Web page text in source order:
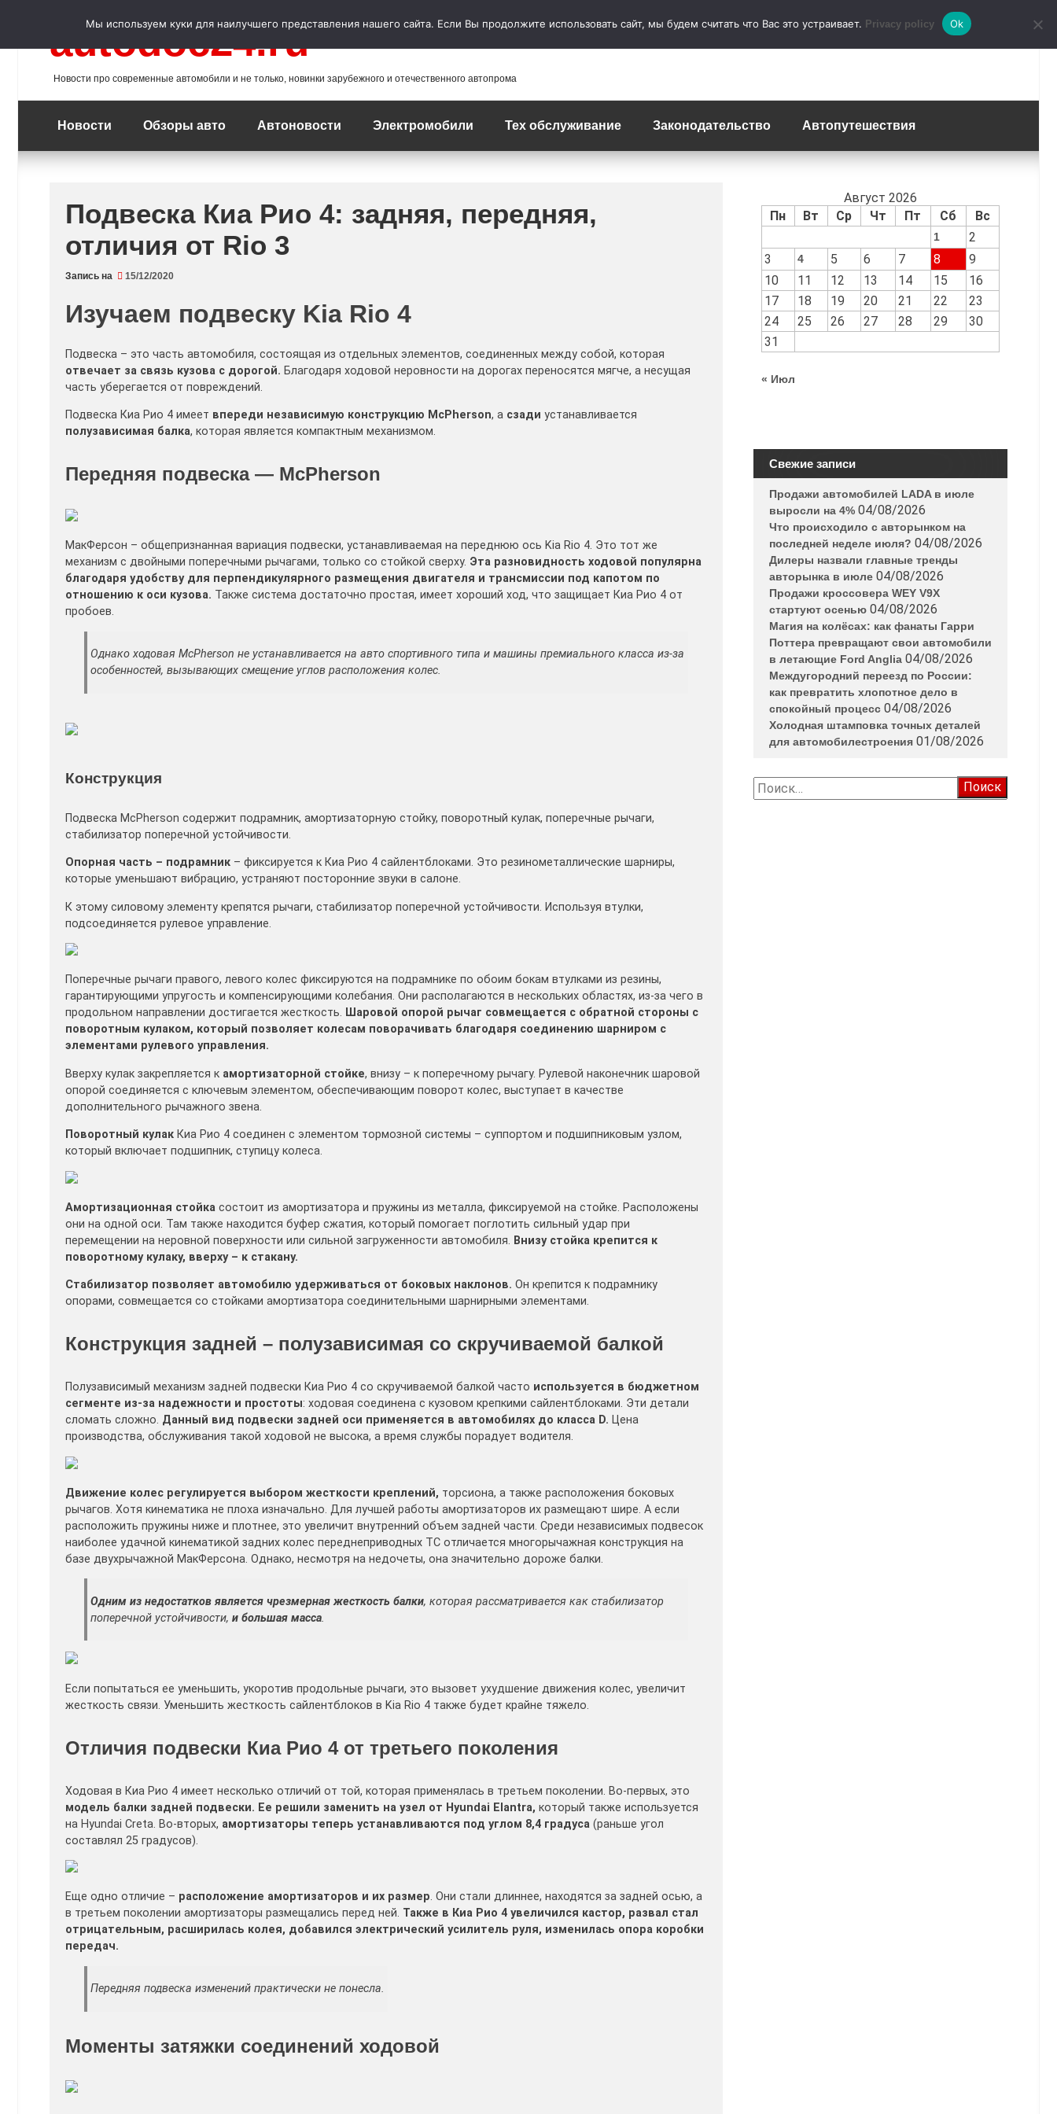
autodoc24.ru
Новости про современные автомобили и не только, новинки зарубежного и отечественного автопрома
Новости Обзоры авто Автоновости Электромобили Тех обслуживание Законодательство Автопутешествия
Подвеска Киа Рио 4: задняя, передняя,
отличия от Rio 3
Запись на 15/12/2020
Изучаем подвеску Kia Rio 4
Подвеска – это часть автомобиля, состоящая из отдельных элементов, соединенных между собой, которая
отвечает за связь кузова с дорогой. Благодаря ходовой неровности на дорогах переносятся мягче, а несущая
часть уберегается от повреждений.
Подвеска Киа Рио 4 имеет впереди независимую конструкцию McPherson, а сзади устанавливается
полузависимая балка, которая является компактным механизмом.
Передняя подвеска — McPherson
МакФерсон – общепризнанная вариация подвески, устанавливаемая на переднюю ось Kia Rio 4. Это тот же
механизм с двойными поперечными рычагами, только со стойкой сверху. Эта разновидность ходовой популярна
благодаря удобству для перпендикулярного размещения двигателя и трансмиссии под капотом по
отношению к оси кузова. Также система достаточно простая, имеет хороший ход, что защищает Киа Рио 4 от
пробоев.
Однако ходовая McPherson не устанавливается на авто спортивного типа и машины премиального класса из-за
особенностей, вызывающих смещение углов расположения колес.
Конструкция
Подвеска McPherson содержит подрамник, амортизаторную стойку, поворотный кулак, поперечные рычаги,
стабилизатор поперечной устойчивости.
Опорная часть – подрамник – фиксируется к Киа Рио 4 сайлентблоками. Это резинометаллические шарниры,
которые уменьшают вибрацию, устраняют посторонние звуки в салоне.
К этому силовому элементу крепятся рычаги, стабилизатор поперечной устойчивости. Используя втулки,
подсоединяется рулевое управление.
Поперечные рычаги правого, левого колес фиксируются на подрамнике по обоим бокам втулками из резины,
гарантирующими упругость и компенсирующими колебания. Они располагаются в нескольких областях, из-за чего в
продольном направлении достигается жесткость. Шаровой опорой рычаг совмещается с обратной стороны с
поворотным кулаком, который позволяет колесам поворачивать благодаря соединению шарниром с
элементами рулевого управления.
Вверху кулак закрепляется к амортизаторной стойке, внизу – к поперечному рычагу. Рулевой наконечник шаровой
опорой соединяется с ключевым элементом, обеспечивающим поворот колес, выступает в качестве
дополнительного рычажного звена.
Поворотный кулак Киа Рио 4 соединен с элементом тормозной системы – суппортом и подшипниковым узлом,
который включает подшипник, ступицу колеса.
Амортизационная стойка состоит из амортизатора и пружины из металла, фиксируемой на стойке. Расположены
они на одной оси. Там также находится буфер сжатия, который помогает поглотить сильный удар при
перемещении на неровной поверхности или сильной загруженности автомобиля. Внизу стойка крепится к
поворотному кулаку, вверху – к стакану.
Стабилизатор позволяет автомобилю удерживаться от боковых наклонов. Он крепится к подрамнику
опорами, совмещается со стойками амортизатора соединительными шарнирными элементами.
Конструкция задней – полузависимая со скручиваемой балкой
Полузависимый механизм задней подвески Киа Рио 4 со скручиваемой балкой часто используется в бюджетном
сегменте из-за надежности и простоты: ходовая соединена с кузовом крепкими сайлентблоками. Эти детали
сломать сложно. Данный вид подвески задней оси применяется в автомобилях до класса D. Цена
производства, обслуживания такой ходовой не высока, а время службы порадует водителя.
Движение колес регулируется выбором жесткости креплений, торсиона, а также расположения боковых
рычагов. Хотя кинематика не плоха изначально. Для лучшей работы амортизаторов их размещают шире. А если
расположить пружины ниже и плотнее, это увеличит внутренний объем задней части. Среди независимых подвесок
наиболее удачной кинематикой задних колес переднеприводных ТС отличается многорычажная конструкция на
базе двухрычажной МакФерсона. Однако, несмотря на недочеты, она значительно дороже балки.
Одним из недостатков является чрезмерная жесткость балки, которая рассматривается как стабилизатор
поперечной устойчивости, и большая масса.
Если попытаться ее уменьшить, укоротив продольные рычаги, это вызовет ухудшение движения колес, увеличит
жесткость связи. Уменьшить жесткость сайлентблоков в Kia Rio 4 также будет крайне тяжело.
Отличия подвески Киа Рио 4 от третьего поколения
Ходовая в Киа Рио 4 имеет несколько отличий от той, которая применялась в третьем поколении. Во-первых, это
модель балки задней подвески. Ее решили заменить на узел от Hyundai Elantra, который также используется
на Hyundai Creta. Во-вторых, амортизаторы теперь устанавливаются под углом 8,4 градуса (раньше угол
составлял 25 градусов).
Еще одно отличие – расположение амортизаторов и их размер. Они стали длиннее, находятся за задней осью, а
в третьем поколении амортизаторы размещались перед ней. Также в Киа Рио 4 увеличился кастор, развал стал
отрицательным, расширилась колея, добавился электрический усилитель руля, изменилась опора коробки
передач.
Передняя подвеска изменений практически не понесла.
Моменты затяжки соединений ходовой
Август 2026
Пн
Вт Ср Чт Пт Сб Вс
1
2
3
4 5 6 7 8
9
10
11 12 13 14 15
16
17
18 19 20 21 22
23
24
25 26 27 28 29
30
31
« Июл
Свежие записи
Продажи автомобилей LADA в июле
выросли на 4% 04/08/2026
Что происходило с авторынком на
последней неделе июля? 04/08/2026
Дилеры назвали главные тренды
авторынка в июле 04/08/2026
Продажи кроссовера WEY V9X
стартуют осенью 04/08/2026
Магия на колёсах: как фанаты Гарри
Поттера превращают свои автомобили
в летающие Ford Anglia 04/08/2026
Междугородний переезд по России:
как превратить хлопотное дело в
спокойный процесс 04/08/2026
Холодная штамповка точных деталей
для автомобилестроения 01/08/2026
Найти:
Мы используем куки для наилучшего представления нашего сайта. Если Вы продолжите использовать сайт, мы будем считать что Вас это устраивает. Privacy policy Ok